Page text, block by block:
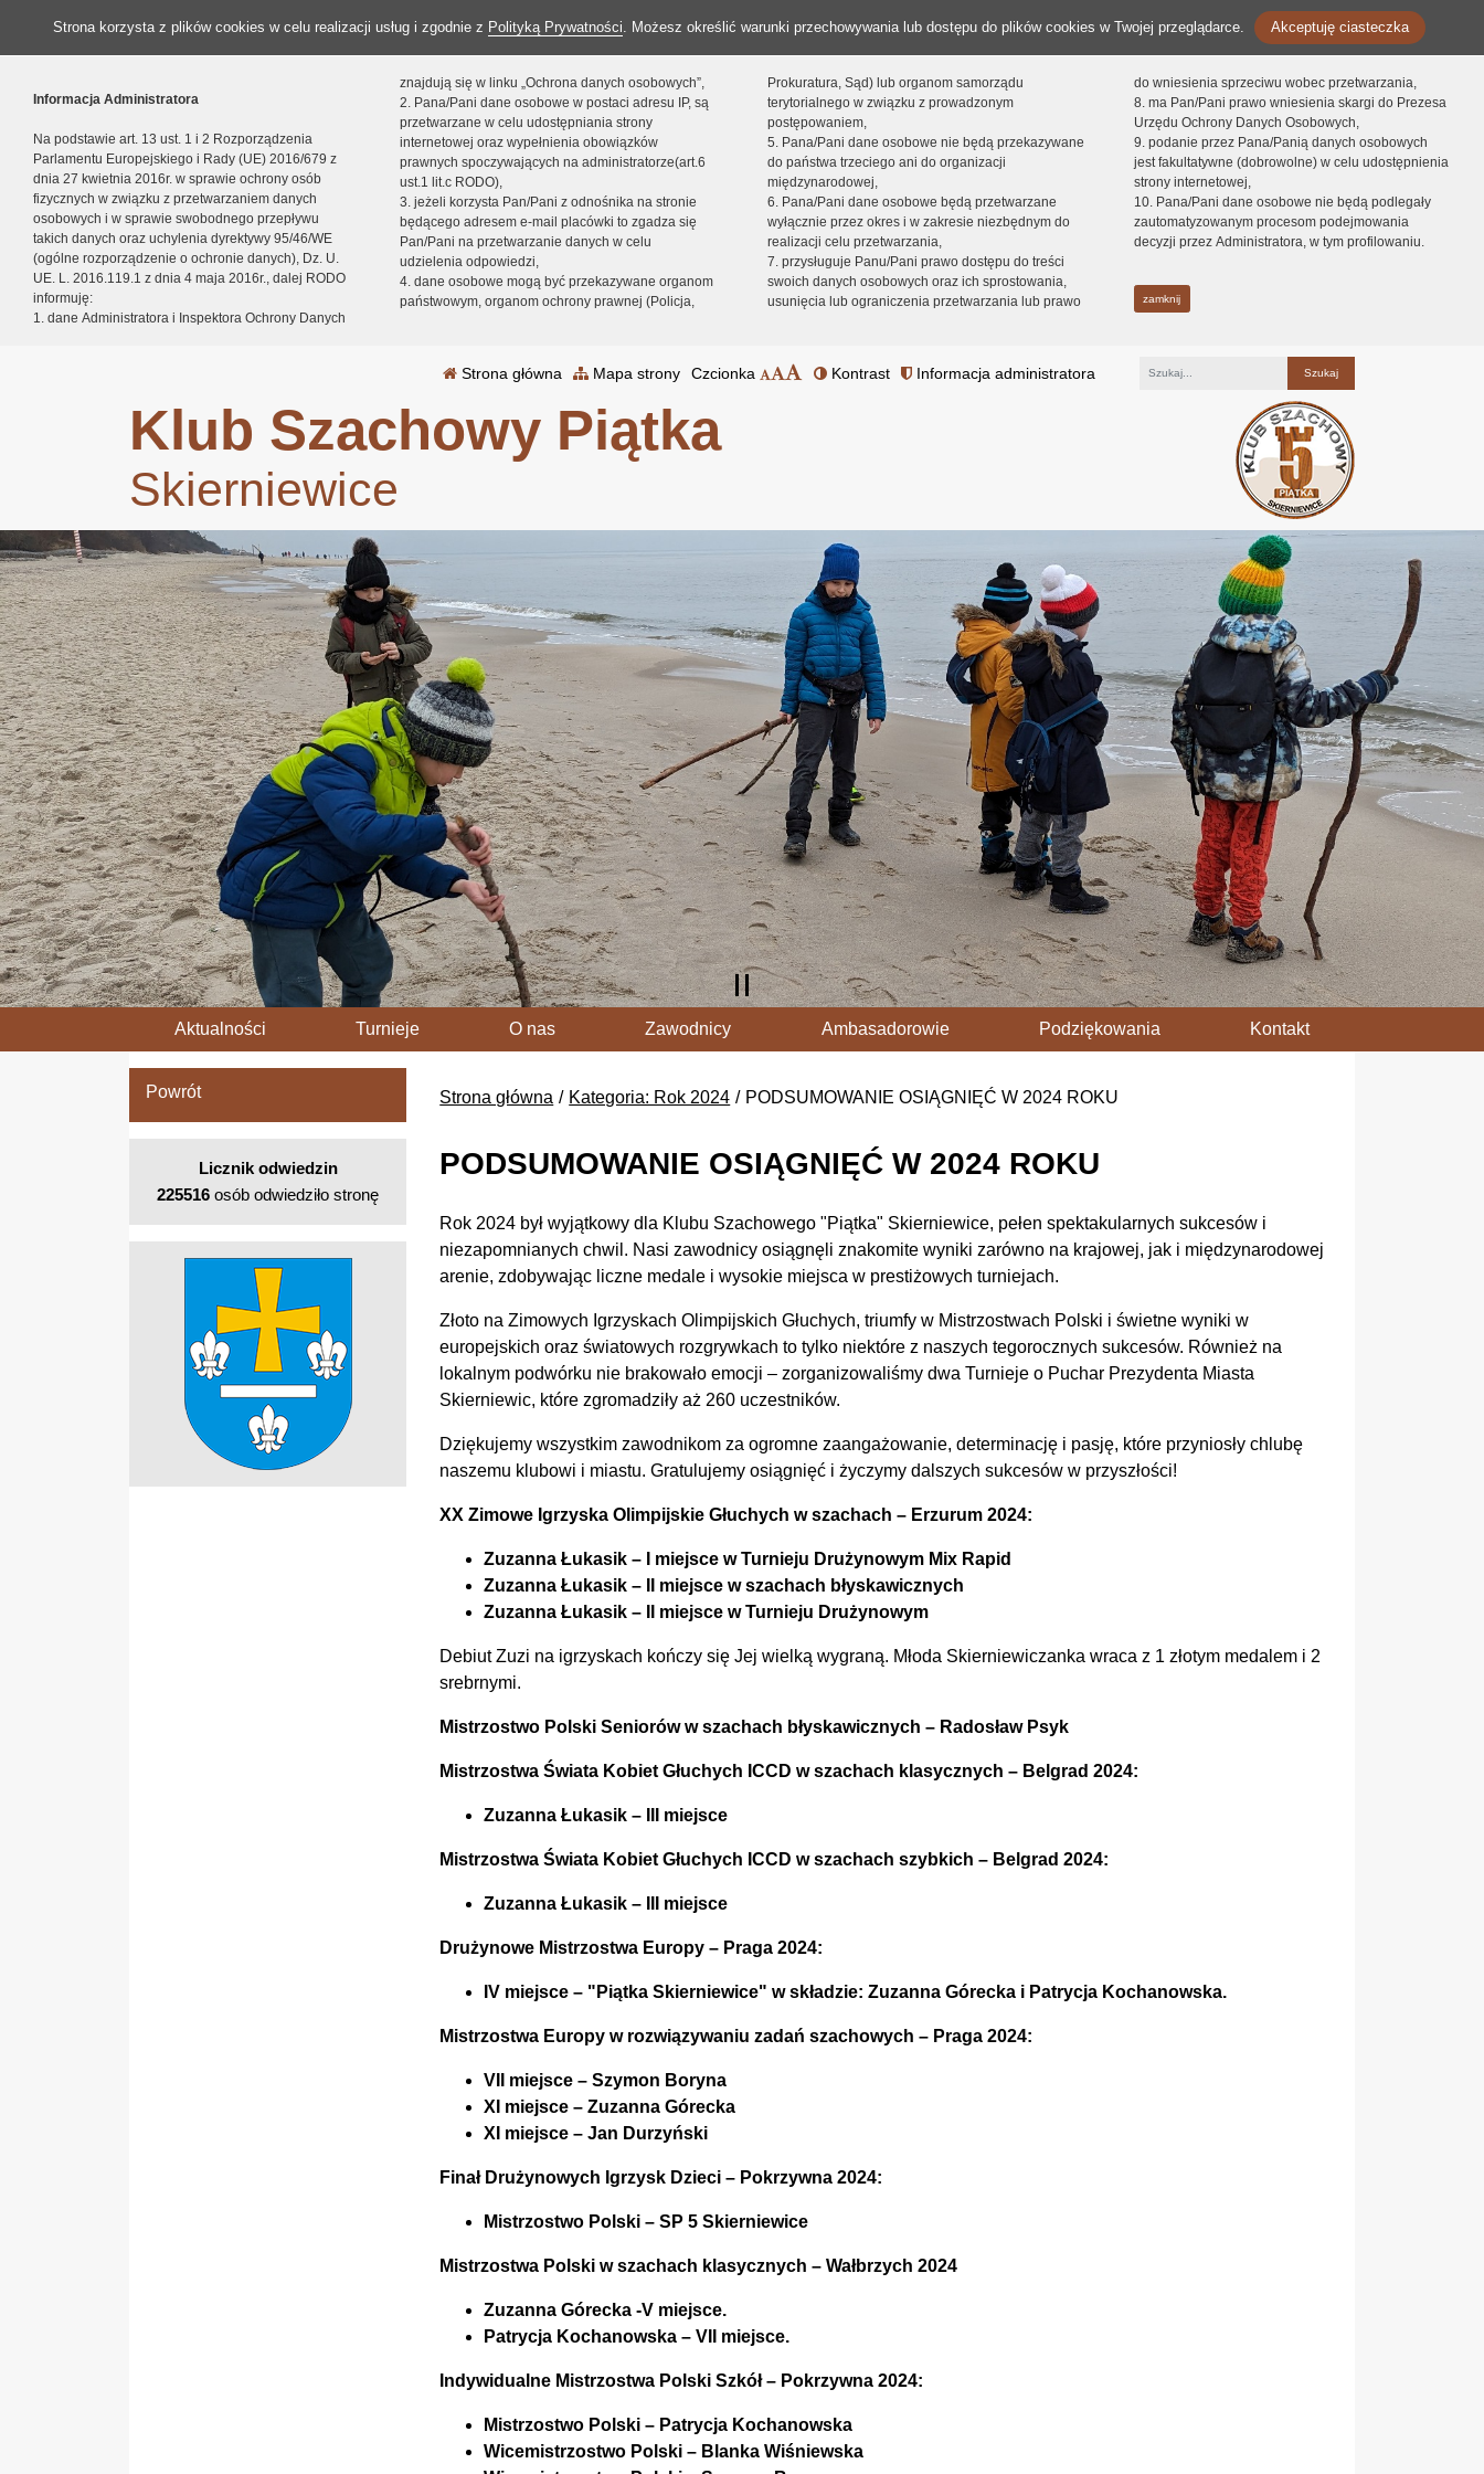
Strona korzysta z plików cookies w celu realizacji usług i zgodnie z Polityką Prywatności. Możesz określić warunki przechowywania lub dostępu do plików cookies w Twojej przeglądarce. Akceptuję ciasteczka
Informacja Administratora
Na podstawie art. 13 ust. 1 i 2 Rozporządzenia
Parlamentu Europejskiego i Rady (UE) 2016/679 z
dnia 27 kwietnia 2016r. w sprawie ochrony osób
fizycznych w związku z przetwarzaniem danych
osobowych i w sprawie swobodnego przepływu
takich danych oraz uchylenia dyrektywy 95/46/WE
(ogólne rozporządzenie o ochronie danych), Dz. U.
UE. L. 2016.119.1 z dnia 4 maja 2016r., dalej RODO
informuję:
1. dane Administratora i Inspektora Ochrony Danych
znajdują się w linku „Ochrona danych osobowych”,
2. Pana/Pani dane osobowe w postaci adresu IP, są
przetwarzane w celu udostępniania strony
internetowej oraz wypełnienia obowiązków
prawnych spoczywających na administratorze(art.6
ust.1 lit.c RODO),
3. jeżeli korzysta Pan/Pani z odnośnika na stronie
będącego adresem e-mail placówki to zgadza się
Pan/Pani na przetwarzanie danych w celu
udzielenia odpowiedzi,
4. dane osobowe mogą być przekazywane organom
państwowym, organom ochrony prawnej (Policja,
Prokuratura, Sąd) lub organom samorządu
terytorialnego w związku z prowadzonym
postępowaniem,
5. Pana/Pani dane osobowe nie będą przekazywane
do państwa trzeciego ani do organizacji
międzynarodowej,
6. Pana/Pani dane osobowe będą przetwarzane
wyłącznie przez okres i w zakresie niezbędnym do
realizacji celu przetwarzania,
7. przysługuje Panu/Pani prawo dostępu do treści
swoich danych osobowych oraz ich sprostowania,
usunięcia lub ograniczenia przetwarzania lub prawo
do wniesienia sprzeciwu wobec przetwarzania,
8. ma Pan/Pani prawo wniesienia skargi do Prezesa
Urzędu Ochrony Danych Osobowych,
9. podanie przez Pana/Panią danych osobowych
jest fakultatywne (dobrowolne) w celu udostępnienia
strony internetowej,
10. Pana/Pani dane osobowe nie będą podlegały
zautomatyzowanym procesom podejmowania
decyzji przez Administratora, w tym profilowaniu.
zamknij
Strona główna Mapa strony Czcionka Kontrast Informacja administratora
Klub Szachowy Piątka
Skierniewice
Aktualności Turnieje O nas Zawodnicy Ambasadorowie Podziękowania Kontakt
Strona główna Kategoria: Rok 2024 PODSUMOWANIE OSIĄGNIĘĆ W 2024 ROKU
PODSUMOWANIE OSIĄGNIĘĆ W 2024 ROKU
Rok 2024 był wyjątkowy dla Klubu Szachowego "Piątka" Skierniewice, pełen spektakularnych sukcesów i
niezapomnianych chwil. Nasi zawodnicy osiągnęli znakomite wyniki zarówno na krajowej, jak i międzynarodowej
arenie, zdobywając liczne medale i wysokie miejsca w prestiżowych turniejach.
Złoto na Zimowych Igrzyskach Olimpijskich Głuchych, triumfy w Mistrzostwach Polski i świetne wyniki w
europejskich oraz światowych rozgrywkach to tylko niektóre z naszych tegorocznych sukcesów. Również na
lokalnym podwórku nie brakowało emocji – zorganizowaliśmy dwa Turnieje o Puchar Prezydenta Miasta
Skierniewic, które zgromadziły aż 260 uczestników.
Dziękujemy wszystkim zawodnikom za ogromne zaangażowanie, determinację i pasję, które przyniosły chlubę
naszemu klubowi i miastu. Gratulujemy osiągnięć i życzymy dalszych sukcesów w przyszłości!
XX Zimowe Igrzyska Olimpijskie Głuchych w szachach – Erzurum 2024:
Zuzanna Łukasik – I miejsce w Turnieju Drużynowym Mix Rapid
Zuzanna Łukasik – II miejsce w szachach błyskawicznych
Zuzanna Łukasik – II miejsce w Turnieju Drużynowym
Debiut Zuzi na igrzyskach kończy się Jej wielką wygraną. Młoda Skierniewiczanka wraca z 1 złotym medalem i 2
srebrnymi.
Mistrzostwo Polski Seniorów w szachach błyskawicznych – Radosław Psyk
Mistrzostwa Świata Kobiet Głuchych ICCD w szachach klasycznych – Belgrad 2024:
Zuzanna Łukasik – III miejsce
Mistrzostwa Świata Kobiet Głuchych ICCD w szachach szybkich – Belgrad 2024:
Zuzanna Łukasik – III miejsce
Drużynowe Mistrzostwa Europy – Praga 2024:
IV miejsce – "Piątka Skierniewice" w składzie: Zuzanna Górecka i Patrycja Kochanowska.
Mistrzostwa Europy w rozwiązywaniu zadań szachowych – Praga 2024:
VII miejsce – Szymon Boryna
XI miejsce – Zuzanna Górecka
XI miejsce – Jan Durzyński
Finał Drużynowych Igrzysk Dzieci – Pokrzywna 2024:
Mistrzostwo Polski – SP 5 Skierniewice
Mistrzostwa Polski w szachach klasycznych – Wałbrzych 2024
Zuzanna Górecka -V miejsce.
Patrycja Kochanowska – VII miejsce.
Indywidualne Mistrzostwa Polski Szkół – Pokrzywna 2024:
Mistrzostwo Polski – Patrycja Kochanowska
Wicemistrzostwo Polski – Blanka Wiśniewska
Powrót
Licznik odwiedzin
225516 osób odwiedziło stronę